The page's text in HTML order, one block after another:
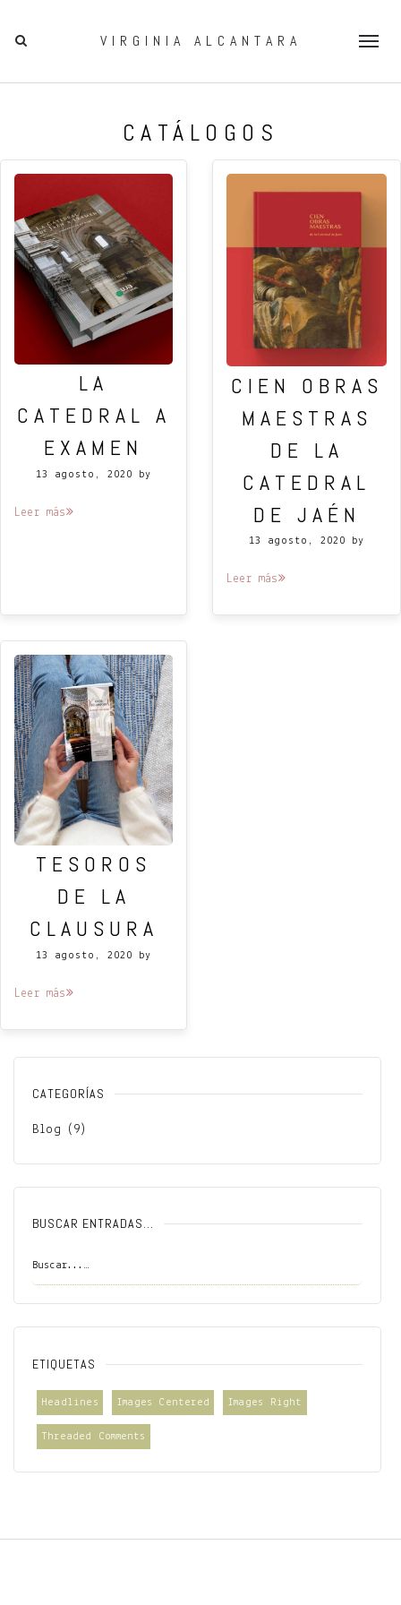
VIRGINIA ALCANTARA
CATÁLOGOS
LA
CATEDRAL A
EXAMEN
13 agosto, 2020 by
Leer más
CIEN OBRAS
MAESTRAS
DE LA
CATEDRAL
DE JAÉN
13 agosto, 2020 by
Leer más
TESOROS
DE LA
CLAUSURA
13 agosto, 2020 by
Leer más
CATEGORÍAS
Blog (9)
BUSCAR ENTRADAS…
ETIQUETAS
Headlines Images Centered Images Right
Threaded Comments